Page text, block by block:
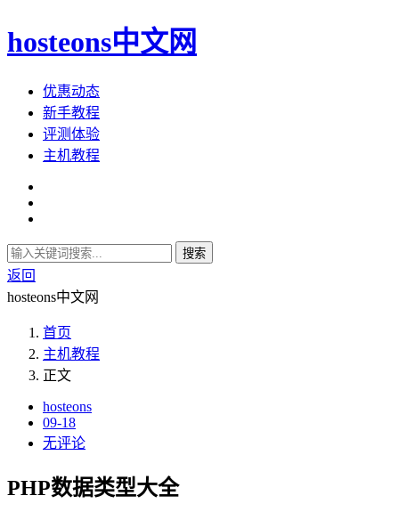
hosteons中文网
优惠动态
新手教程
评测体验
主机教程
搜索
返回
hosteons中文网
首页
主机教程
正文
hosteons
09-18
无评论
PHP数据类型大全